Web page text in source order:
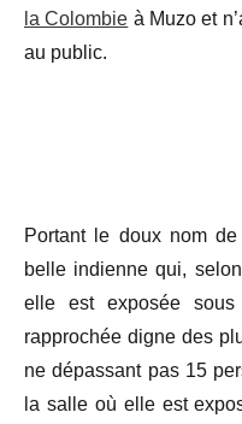
la Colombie à Muzo et
au public.
Portant le doux nom
belle indienne qui,
elle est exposée
rapprochée digne des
ne dépassant pas 15
la salle où elle est